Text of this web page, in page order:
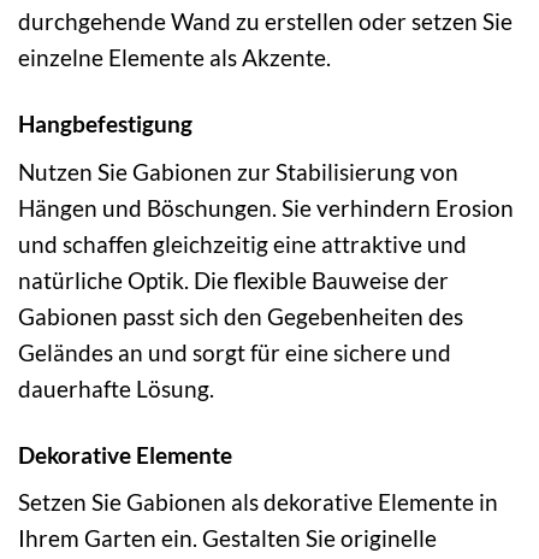
durchgehende Wand zu erstellen oder setzen Sie
einzelne Elemente als Akzente.
Hangbefestigung
Nutzen Sie Gabionen zur Stabilisierung von
Hängen und Böschungen. Sie verhindern Erosion
und schaffen gleichzeitig eine attraktive und
natürliche Optik. Die flexible Bauweise der
Gabionen passt sich den Gegebenheiten des
Geländes an und sorgt für eine sichere und
dauerhafte Lösung.
Dekorative Elemente
Setzen Sie Gabionen als dekorative Elemente in
Ihrem Garten ein. Gestalten Sie originelle